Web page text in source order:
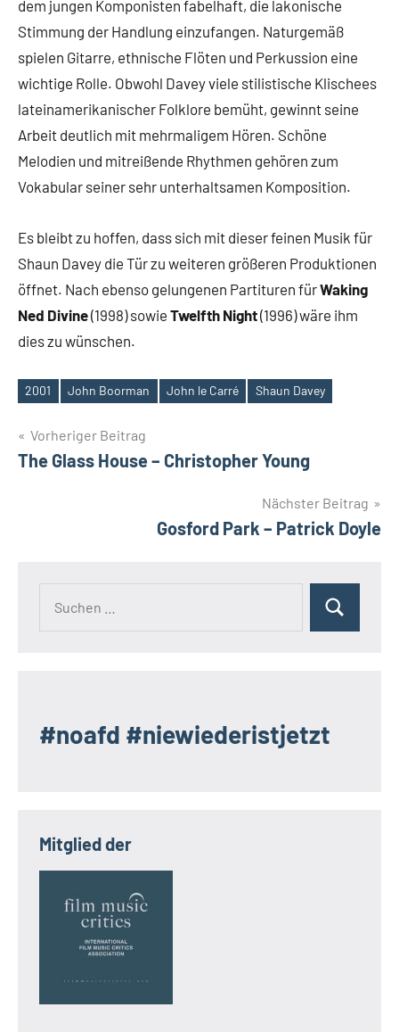
dem jungen Komponisten fabelhaft, die lakonische
Stimmung der Handlung einzufangen. Naturgemäß
spielen Gitarre, ethnische Flöten und Perkussion eine
wichtige Rolle. Obwohl Davey viele stilistische Klischees
lateinamerikanischer Folklore bemüht, gewinnt seine
Arbeit deutlich mit mehrmaligem Hören. Schöne
Melodien und mitreißende Rhythmen gehören zum
Vokabular seiner sehr unterhaltsamen Komposition.
Es bleibt zu hoffen, dass sich mit dieser feinen Musik für
Shaun Davey die Tür zu weiteren größeren Produktionen
öffnet. Nach ebenso gelungenen Partituren fürWaking
Ned Divine(1998) sowie Twelfth Night(1996) wäre ihm
dies zu wünschen.
Schlagwörter
2001 John Boorman John le Carré Shaun Davey
Beitragsnavigation
Vorheriger Beitrag
The Glass House – Christopher Young
Nächster Beitrag
Gosford Park – Patrick Doyle
Suchen
#noafd #niewiederistjetzt
Mitglied der